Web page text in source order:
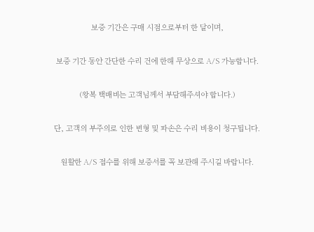
보증 기간은 구매 시점으로부터 한 달이며,
보증 기간 동안 간단한 수리 건에 한해 무상으로 A/S 가능합니다.
(왕복 택배비는 고객님께서 부담해주셔야 합니다.)
단, 고객의 부주의로 인한 변형 및 파손은 수리 비용이 청구됩니다.
원활한 A/S 접수를 위해 보증서를 꼭 보관해 주시길 바랍니다.